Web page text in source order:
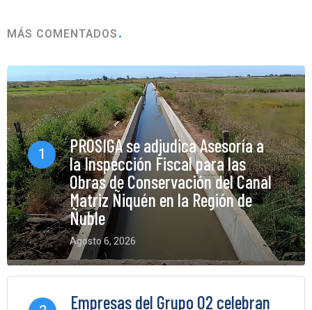
MÁS COMENTADOS
1
PROSIGA se adjudica Asesoría a
la Inspección Fiscal para las
Obras de Conservación del Canal
Matriz Ñiquén en la Región de
Ñuble
Agosto 6, 2026
0 Comments
Empresas del Grupo O2 celebran